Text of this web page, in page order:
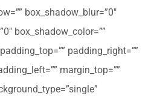
box_shadow_blur=”0″
box_shadow_color=””
padding_right=””
margin_top=””